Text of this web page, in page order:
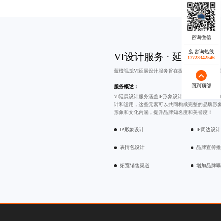
VI设计服务 · 延展设计
蓝橙视觉VI延展设计服务旨在提升品牌知名度和
服务概述：
VI延展设计服务涵盖IP形象设计、
计和运用，这些元素可以共同构成完整的品牌形
形象和文化内涵，提升品牌知名度和美誉度！
IP形象设计 IP周边设计
表情包设计 品牌宣传
拓宽销售渠道 增加品牌
咨询热线
17723342546
回到顶部